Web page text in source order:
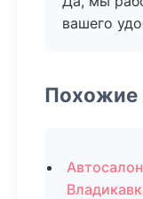
вашего
Похожие